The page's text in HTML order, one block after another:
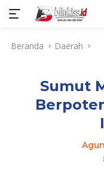
Beranda Daerah
Sumut